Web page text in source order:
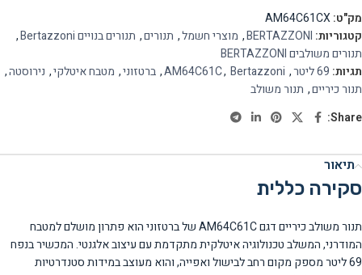
מק"ט:AM64C61CX
קטגוריות: BERTAZZONI
, מוצרי חשמל, תנורים, תנורים בנויים Bertazzoni
,
תנורים משולבים BERTAZZONI
תגיות: 69 ליטר ,
AM64C61C, Bertazzoni
, ברטזוני, מטבח איטלקי, נירוסטה,
תנור כיריים, תנור משולב
Share:
תיאור
סקירה כללית
תנור משולב כיריים דגם AM64C61C של ברטזוני הוא פתרון מושלם למטבח
המודרני, המשלב טכנולוגיה איטלקית מתקדמת עם עיצוב אלגנטי. המכשיר בנפח
69 ליטר מספק מקום רחב לבישול ואפייה, והוא מעוצב במידות סטנדרטיות